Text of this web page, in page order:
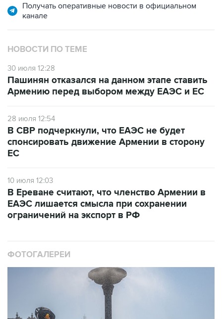
Получать оперативные новости в официальном
канале
НОВОСТИ ПО ТЕМЕ
30 июля 12:28
Пашинян отказался на данном этапе ставить
Армению перед выбором между ЕАЭС и ЕС
28 июля 12:54
В СВР подчеркнули, что ЕАЭС не будет
спонсировать движение Армении в сторону
ЕС
10 июля 12:03
В Ереване считают, что членство Армении в
ЕАЭС лишается смысла при сохранении
ограничений на экспорт в РФ
ФОТОГАЛЕРЕИ